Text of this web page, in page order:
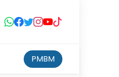
PMBM